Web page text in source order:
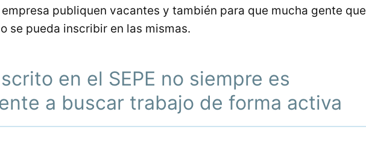
publiquen vacantes y también para que mucha gente que
se pueda inscribir en las mismas.
en el SEPE no siempre es
a buscar trabajo de forma activa